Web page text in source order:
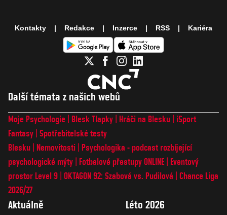
Další témata z našich webů
Moje Psychologie Blesk Tlapky Hráči na Blesku
iSport
Fantasy Spotřebitelské testy
Blesku
Nemovitosti
Psychologika - podcast rozbíjející
psychologické mýty
Fotbalové přestupy ONLINE
Eventový
prostor Level 9 OKTAGON 92: Szabová vs. Pudilová
Chance Liga
2026/27
Aktuálně Léto 2026
Kontakty Redakce Inzerce RSS Kariéra